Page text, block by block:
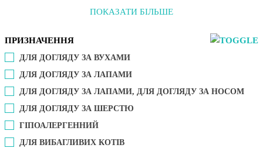
ПОКАЗАТИ БІЛЬШЕ
ПРИЗНАЧЕННЯ
ДЛЯ ДОГЛЯДУ ЗА ВУХАМИ
ДЛЯ ДОГЛЯДУ ЗА ЛАПАМИ
ДЛЯ ДОГЛЯДУ ЗА ЛАПАМИ, ДЛЯ ДОГЛЯДУ ЗА НОСОМ
ДЛЯ ДОГЛЯДУ ЗА ШЕРСТЮ
ГІПОАЛЕРГЕННИЙ
ДЛЯ ВИБАГЛИВИХ КОТІВ